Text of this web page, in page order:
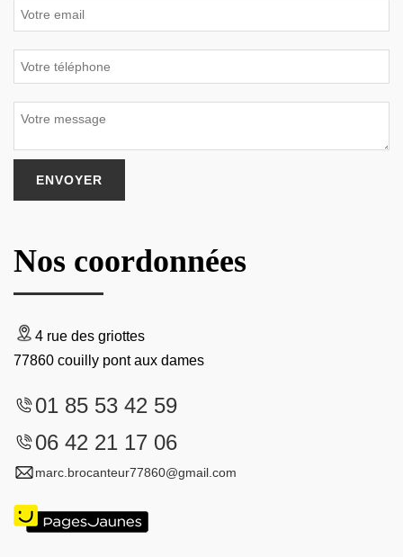
Nos coordonnées
4 rue des griottes
77860 couilly pont aux dames
01 85 53 42 59
06 42 21 17 06
marc.brocanteur77860@gmail.com